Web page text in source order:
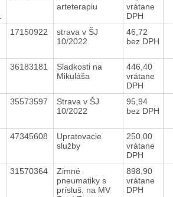
arteterapiu
vrátane
DPH
17150922
strava v ŠJ
10/2022
46,72
bez DPH
36183181
Sladkosti na
Mikuláša
446,40
vrátane
DPH
35573597
Strava v ŠJ
10/2022
95,94
bez DPH
47345608
Upratovacie
služby
250,00
vrátane
DPH
31570364
Zimné
pneumatiky s
prísluš. na MV
898,90
vrátane
DPH